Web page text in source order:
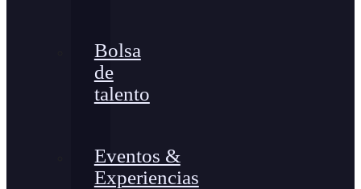
Bolsa
de
talento
Eventos &
Experiencias